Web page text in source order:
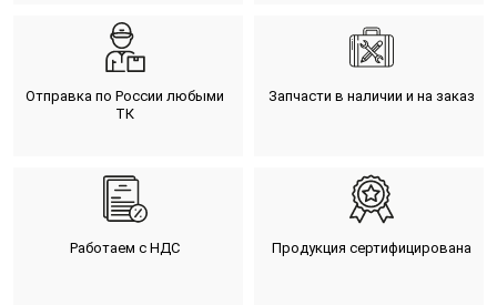
Отправка по России любыми
ТК
Запчасти в наличии и на заказ
Работаем с НДС Продукция сертифицирована